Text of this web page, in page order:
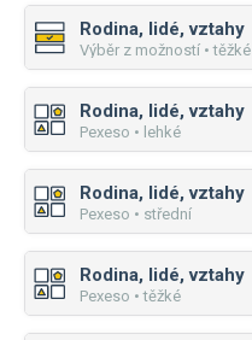
Rodina, lidé, vztahy
Výběr z možností • těžké
Rodina, lidé, vztahy
Pexeso • lehké
Rodina, lidé, vztahy
Pexeso • střední
Rodina, lidé, vztahy
Pexeso • těžké